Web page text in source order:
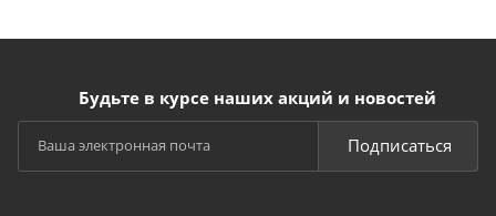
Будьте в курсе наших акций и новостей
Подписаться